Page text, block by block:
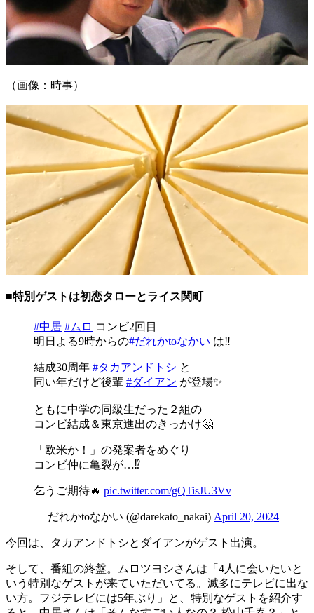
（画像：時事）
■特別ゲストは初恋タローとライス関町
#中居 #ムロ コンビ2回目
明日よる9時からの#だれかtoなかい は‼️
結成30周年 #タカアンドトシ と
同い年だけど後輩 #ダイアン が登場✨
ともに中学の同級生だった２組の
コンビ結成＆東京進出のきっかけ🤔
「欧米か！」の発案者をめぐり
コンビ仲に亀裂が…⁉️
乞うご期待🔥 pic.twitter.com/gQTisJU3Vv
— だれかtoなかい (@darekato_nakai) April 20, 2024
今回は、タカアンドトシとダイアンがゲスト出演。
そして、番組の終盤。ムロツヨシさんは「4人に会いたいと
いう特別なゲストが来ていただいてる。滅多にテレビに出な
い方。フジテレビには5年ぶり」と、特別なゲストを紹介す